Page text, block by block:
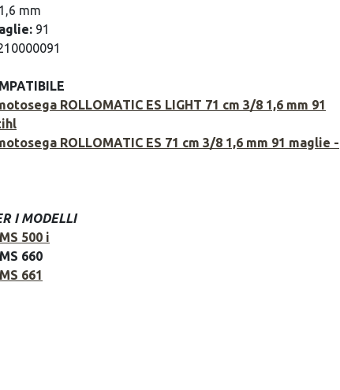
1,6 mm
91
ROLLOMATIC ES LIGHT 71 cm 3/8 1,6 mm 91
ROLLOMATIC ES 71 cm 3/8 1,6 mm 91 maglie -
I MODELLI
500 i
660
661